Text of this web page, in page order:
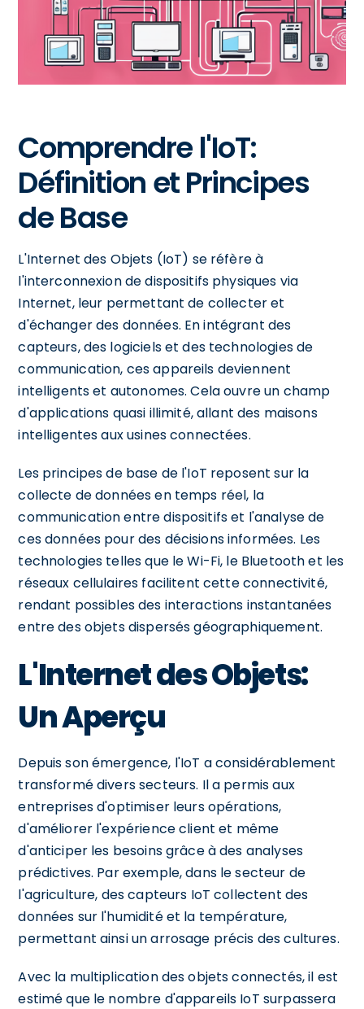
Comprendre l'IoT:
Définition et Principes
de Base
L'Internet des Objets (IoT) se réfère à
l'interconnexion de dispositifs physiques via
Internet, leur permettant de collecter et
d'échanger des données. En intégrant des
capteurs, des logiciels et des technologies de
communication, ces appareils deviennent
intelligents et autonomes. Cela ouvre un champ
d'applications quasi illimité, allant des maisons
intelligentes aux usines connectées.
Les principes de base de l'IoT reposent sur la
collecte de données en temps réel, la
communication entre dispositifs et l'analyse de
ces données pour des décisions informées. Les
technologies telles que le Wi-Fi, le Bluetooth et les
réseaux cellulaires facilitent cette connectivité,
rendant possibles des interactions instantanées
entre des objets dispersés géographiquement.
L'Internet des Objets:
Un Aperçu
Depuis son émergence, l'IoT a considérablement
transformé divers secteurs. Il a permis aux
entreprises d'optimiser leurs opérations,
d'améliorer l'expérience client et même
d'anticiper les besoins grâce à des analyses
prédictives. Par exemple, dans le secteur de
l'agriculture, des capteurs IoT collectent des
données sur l'humidité et la température,
permettant ainsi un arrosage précis des cultures.
Avec la multiplication des objets connectés, il est
estimé que le nombre d'appareils IoT surpassera